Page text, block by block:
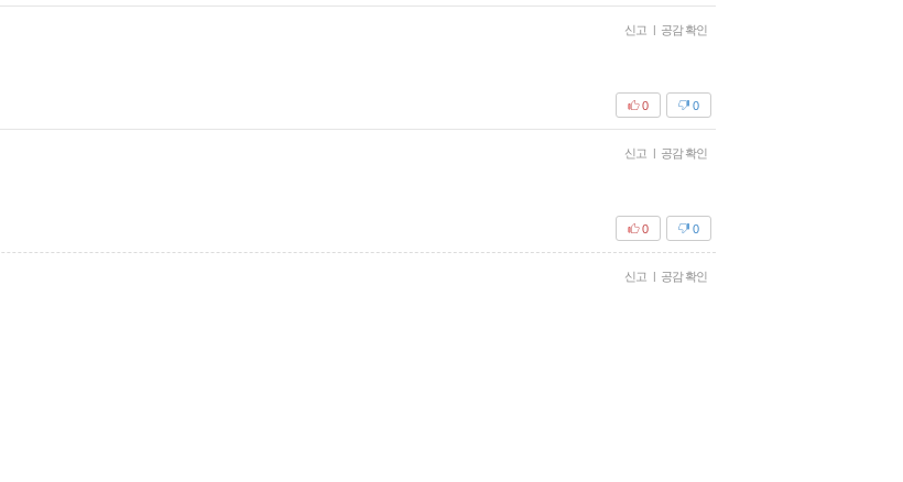
신고 | 공감 확인
0
0
신고 | 공감 확인
0
0
신고 | 공감 확인